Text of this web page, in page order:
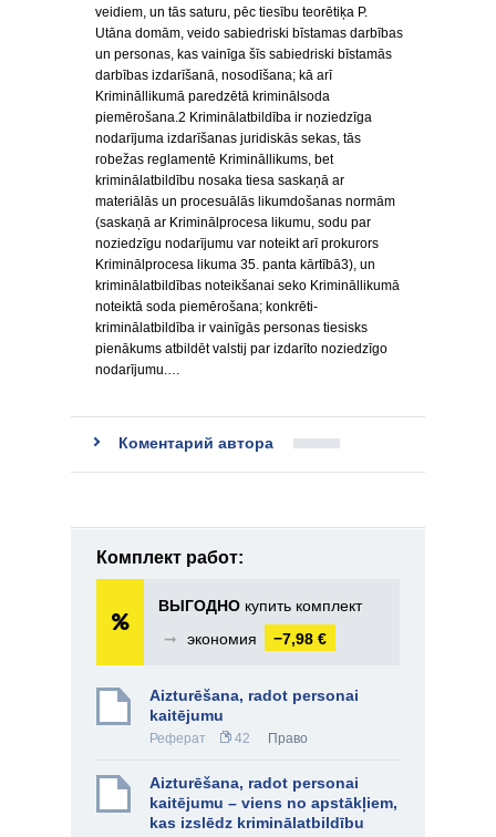
veidiem, un tās saturu, pēc tiesību teorētiķa P.
Utāna domām, veido sabiedriski bīstamas darbības
un personas, kas vainīga šīs sabiedriski bīstamās
darbības izdarīšanā, nosodīšana; kā arī
Krimināllikumā paredzētā kriminālsoda
piemērošana.2 Kriminālatbildība ir noziedzīga
nodarījuma izdarīšanas juridiskās sekas, tās
robežas reglamentē Krimināllikums, bet
kriminālatbildību nosaka tiesa saskaņā ar
materiālās un procesuālās likumdošanas normām
(saskaņā ar Kriminālprocesa likumu, sodu par
noziedzīgu nodarījumu var noteikt arī prokurors
Kriminālprocesa likuma 35. panta kārtībā3), un
kriminālatbildības noteikšanai seko Krimināllikumā
noteiktā soda piemērošana; konkrēti-
kriminālatbildība ir vainīgās personas tiesisks
pienākums atbildēt valstij par izdarīto noziedzīgo
nodarījumu.…
Коментарий автора
Комплект работ:
ВЫГОДНО купить комплект
➞
экономия −7,98 €
Aizturēšana, radot personai
kaitējumu
Реферат 42 Право
Aizturēšana, radot personai
kaitējumu – viens no apstākļiem,
kas izslēdz kriminālatbildību